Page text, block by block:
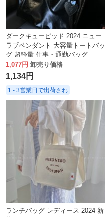
ダークキューピッド 2024 ニュー
ラブペンダント 大容量トートバッ
グ 超軽量 仕事・通勤バッグ
1,077円 卸売り価格
1,134円
1 - 3営業日で出荷され
ランチバッグ レディース 2024 新